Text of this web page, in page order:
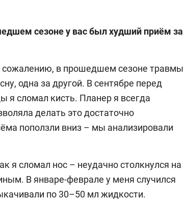
сезоне у вас был худший приём за
сожалению, в прошедшем сезоне травмы
одна за другой. В сентябре перед
я сломал кисть. Планер я всегда
делать это достаточно
поползли вниз – мы анализировали
я сломал нос – неудачно столкнулся на
В январе-феврале у меня случился
по 30–50 мл жидкости.